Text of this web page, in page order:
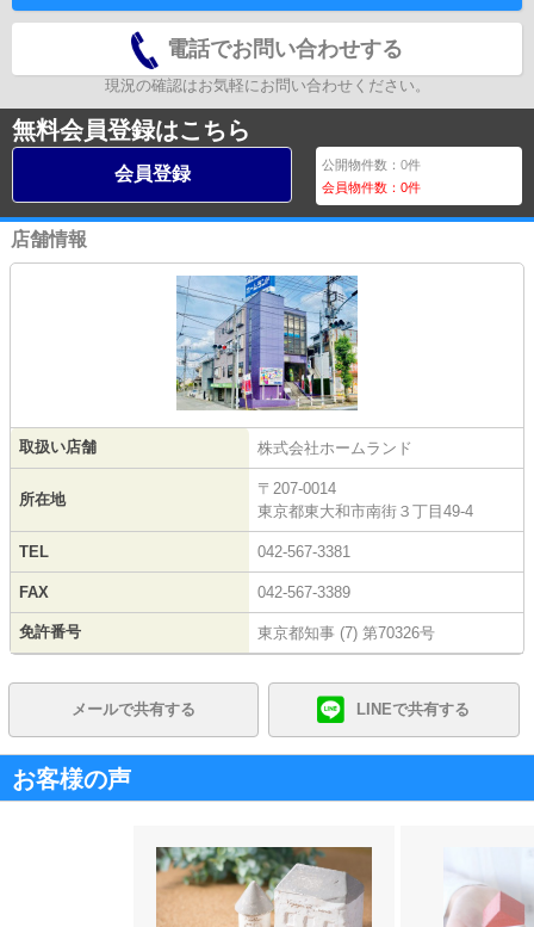
電話でお問い合わせする
現況の確認はお気軽にお問い合わせください。
無料会員登録はこちら
会員登録 公開物件数：0件
会員物件数：0件
店舗情報
取扱い店舗 株式会社ホームランド
所在地
〒207-0014
東京都東大和市南街３丁目49-4
TEL 042-567-3381
FAX 042-567-3389
免許番号 東京都知事 (7) 第70326号
メールで共有する LINEで共有する
お客様の声